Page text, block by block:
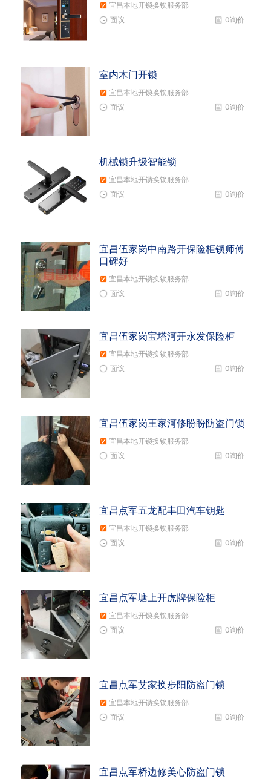
宜昌本地开锁换锁服务部
0询价
面议
室内木门开锁
宜昌本地开锁换锁服务部
0询价
面议
机械锁升级智能锁
宜昌本地开锁换锁服务部
0询价
面议
宜昌伍家岗中南路开保险柜锁师傅
口碑好
宜昌本地开锁换锁服务部
0询价
面议
宜昌伍家岗宝塔河开永发保险柜
宜昌本地开锁换锁服务部
0询价
面议
宜昌伍家岗王家河修盼盼防盗门锁
宜昌本地开锁换锁服务部
0询价
面议
宜昌点军五龙配丰田汽车钥匙
宜昌本地开锁换锁服务部
0询价
面议
宜昌点军塘上开虎牌保险柜
宜昌本地开锁换锁服务部
0询价
面议
宜昌点军艾家换步阳防盗门锁
宜昌本地开锁换锁服务部
0询价
面议
宜昌点军桥边修美心防盗门锁